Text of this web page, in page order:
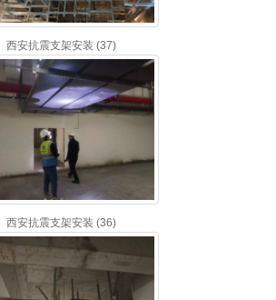
西安抗震支架安装 (37)
西安抗震支架安装 (36)